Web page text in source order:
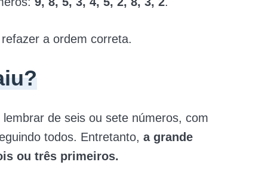
a ordem correta.
de seis ou sete números, com
todos. Entretanto, a grande
ou três primeiros.